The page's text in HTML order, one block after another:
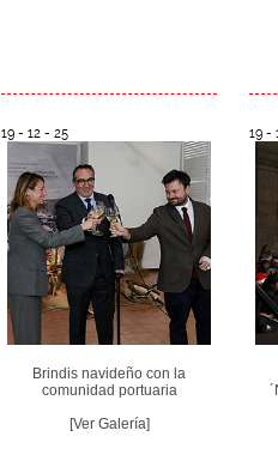
19 - 12 - 25
Brindis navideño con la
comunidad portuaria
[Ver Galería]
19 -